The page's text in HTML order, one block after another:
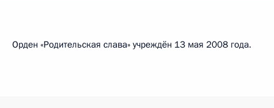
Орден «Родительская слава» учреждён 13 мая 2008 года.